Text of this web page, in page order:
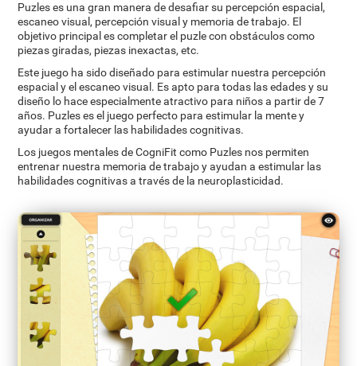
Puzles es una gran manera de desafiar su percepción espacial,
escaneo visual, percepción visual y memoria de trabajo. El
objetivo principal es completar el puzle con obstáculos como
piezas giradas, piezas inexactas, etc.
Este juego ha sido diseñado para estimular nuestra percepción
espacial y el escaneo visual. Es apto para todas las edades y su
diseño lo hace especialmente atractivo para niños a partir de 7
años. Puzles es el juego perfecto para estimular la mente y
ayudar a fortalecer las habilidades cognitivas.
Los juegos mentales de CogniFit como Puzles nos permiten
entrenar nuestra memoria de trabajo y ayudan a estimular las
habilidades cognitivas a través de la neuroplasticidad.